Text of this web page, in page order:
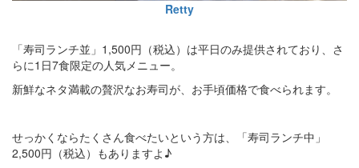
Retty
「寿司ランチ並」1,500円（税込）は平日のみ提供されており、さ
らに1日7食限定の人気メニュー。
新鮮なネタ満載の贅沢なお寿司が、お手頃価格で食べられます。
せっかくならたくさん食べたいという方は、「寿司ランチ中」
2,500円（税込）もありますよ♪